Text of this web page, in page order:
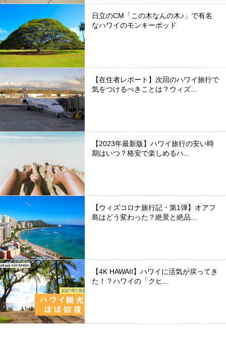
日立のCM「この木なんの木♪」で有名
なハワイのモンキーポッド
【在住者レポート】次回のハワイ旅行で
気をつけるべきことは？ウィズ...
【2023年最新版】ハワイ旅行の安い時
期はいつ？格安で楽しめるハ...
【ウィズコロナ旅行記・第1弾】オアフ
島はどう変わった？絶景と絶品...
【4K HAWAII】ハワイに活気が戻ってき
た！？ハワイの「クヒ...